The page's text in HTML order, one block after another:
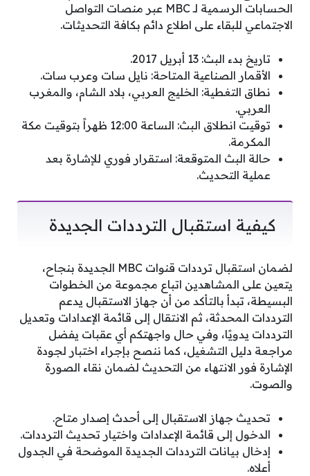
الحسابات الرسمية لـ MBC عبر منصات التواصل
الاجتماعي للبقاء على اطلاع دائم بكافة التحديثات.
تاريخ بدء البث: 13 أبريل 2017.
الأقمار الصناعية المتاحة: نايل سات وعرب سات.
نطاق التغطية: الخليج العربي، بلاد الشام، والمغرب
العربي.
توقيت انطلاق البث: الساعة 12:00 ظهراً بتوقيت مكة
المكرمة.
حالة البث المتوقعة: استقرار فوري للإشارة بعد
عملية التحديث.
كيفية استقبال الترددات الجديدة
لضمان استقبال ترددات قنوات MBC الجديدة بنجاح،
يتعين على المشاهدين اتباع مجموعة من الخطوات
البسيطة، تبدأ بالتأكد من أن جهاز الاستقبال يدعم
الترددات المحدثة، ثم الانتقال إلى قائمة الإعدادات وتعديل
الترددات يدويًا، وفي حال واجهتكم أي عقبات يفضل
مراجعة دليل التشغيل، كما ننصح بإجراء اختبار لجودة
الإشارة فور الانتهاء من التحديث لضمان نقاء الصورة
والصوت.
تحديث جهاز الاستقبال إلى أحدث إصدار متاح.
الدخول إلى قائمة الإعدادات واختيار تحديث الترددات.
إدخال بيانات الترددات الجديدة الموضحة في الجدول
أعلاه.